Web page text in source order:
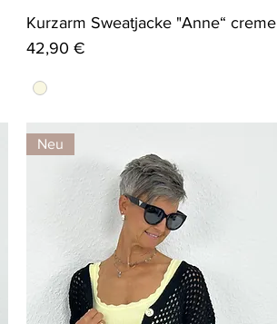
Kurzarm Sweatjacke "Anne“ creme
Preis
42,90 €
Neu